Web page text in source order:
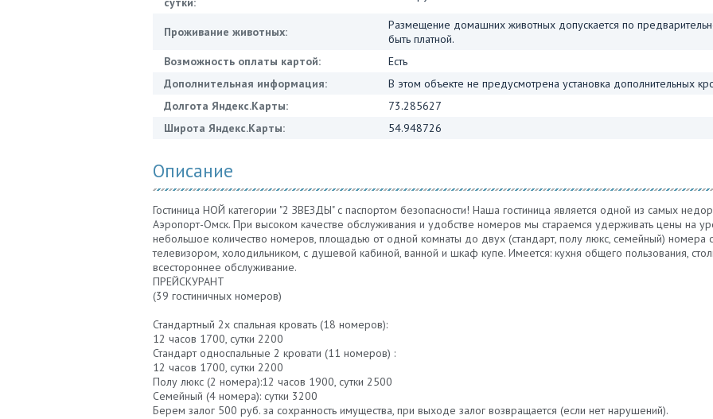
Проживание животных:
Размещение домашних животных допускается по
быть платной.
Возможность оплаты картой:
Есть
Дополнительная информация:
В этом объекте не предусмотрена установка дополнительных
Долгота Яндекс.Карты:
73.285627
Широта Яндекс.Карты:
54.948726
Описание
Гостиница НОЙ категории "2 ЗВЕЗДЫ" с паспортом безопасности! Наша гостиница является одной из самых
Аэропорт-Омск. При высоком качестве обслуживания и удобстве номеров мы стараемся удерживать цены на
небольшое количество номеров, площадью от одной комнаты до двух (стандарт, полу люкс, семейный) номера
телевизором, холодильником, с душевой кабиной, ванной и шкаф купе. Имеется: кухня общего пользования,
всестороннее обслуживание.
ПРЕЙСКУРАНТ
(39 гостиничных номеров)
Стандартный 2х спальная кровать (18 номеров):
12 часов 1700, сутки 2200
Стандарт односпальные 2 кровати (11 номеров) :
12 часов 1700, сутки 2200
Полу люкс (2 номера):12 часов 1900, сутки 2500
Семейный (4 номера): сутки 3200
Берем залог 500 руб. за сохранность имущества, при выходе залог возвращается (если нет нарушений).